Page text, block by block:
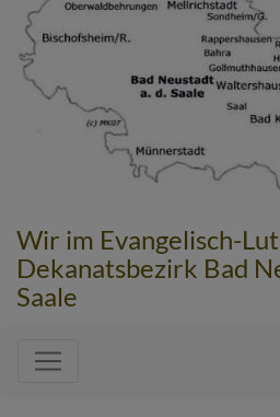
Wir im Evangelisch-
Dekanatsbezirk Bad
Saale
Hauptnavigation